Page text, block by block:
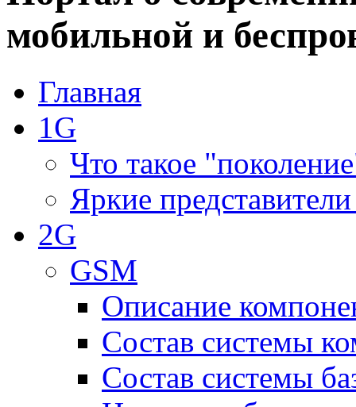
мобильной и
Главная
1G
Что такое
Яркие
2G
GSM
Описание
Состав системы
Состав системы